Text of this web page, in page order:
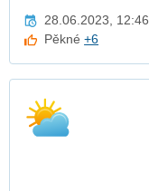
28.06.2023, 12:46
Pěkné+6